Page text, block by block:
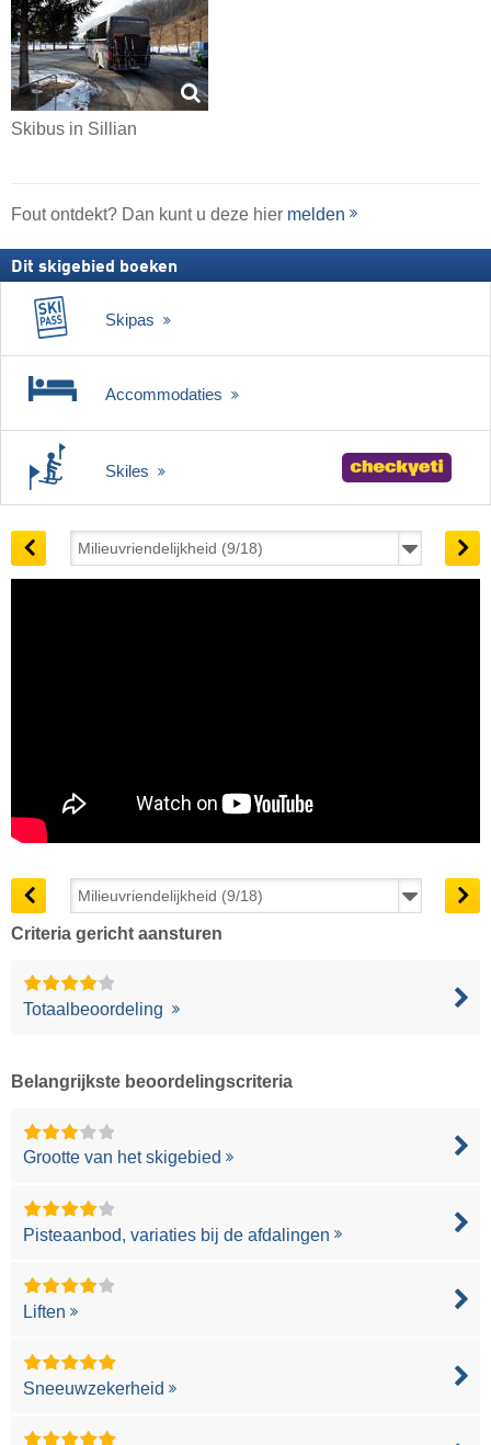
Skibus in Sillian
Fout ontdekt? Dan kunt u deze hier melden
Dit skigebied boeken
Skipas
Accommodaties
Skiles
Criteria gericht aansturen
Totaalbeoordeling
Belangrijkste beoordelingscriteria
Grootte van het skigebied
Pisteaanbod, variaties bij de afdalingen
Liften
Sneeuwzekerheid